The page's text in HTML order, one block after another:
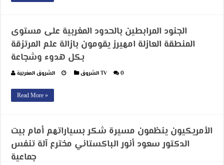
الجنود المرابطين بالحدود المغربية على مستوى
المنطقة العازلة امهيرز يقومون بازالة علم المرتزقة
بكل هدوء وشجاعة
الشروق المغربية الشروق TV 0
Read More »
الأمريكيون ينظمون مسيرة شكر بسياراتهم أمام بيت
الدكتور سعود أنور الباكستاني مخترع آلة تنفس
جماعية